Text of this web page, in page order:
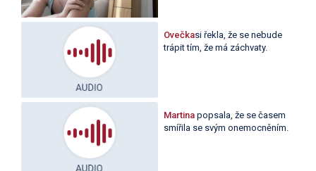
Ovečkasi řekla, že se nebude
trápit tím, že má záchvaty.
Martina popsala, že se časem
smířila se svým onemocněním.